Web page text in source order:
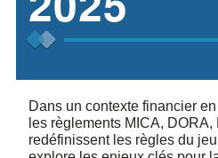
Dans un contexte financier
les règlements MICA, DORA,
redéfinissent les règles du